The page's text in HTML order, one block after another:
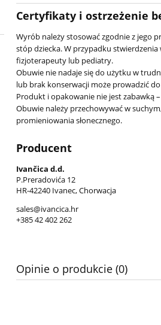
211,20 zł
Certyfikaty i ostrzeżenie
Wyrób należy stosować zgodnie z jego
stóp dziecka. W przypadku
fizjoterapeuty lub pediatry.
Obuwie nie nadaje się do użytku w
lub brak konserwacji może prowadzić
Produkt i opakowanie nie jest zabawką
Obuwie należy przechowywać w
promieniowania słonecznego.
Producent
Ivančica d.d.
P.Preradovića 12
HR-42240 Ivanec, Chorwacja
sales@ivancica.hr
+385 42 402 262
Opinie o produkcie (0)